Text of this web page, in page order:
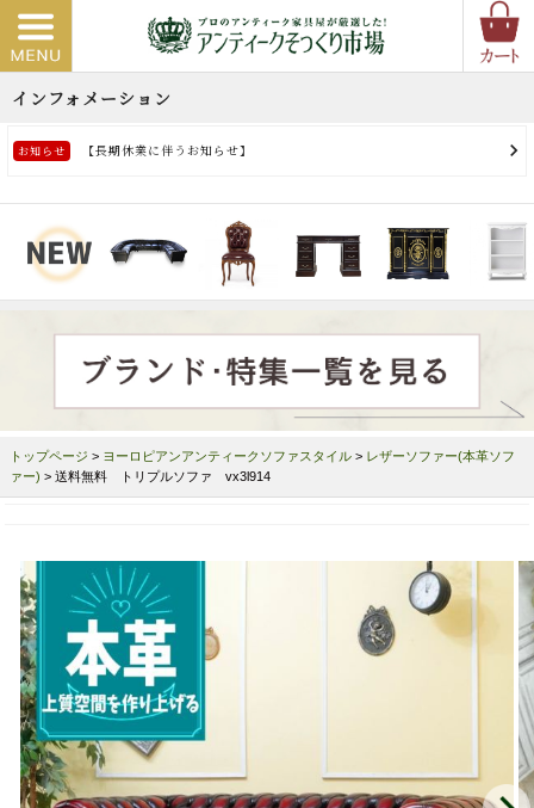
トップページ > ヨーロピアンアンティークソファスタイル > レザーソファー(本革ソフ
ァー) > 送料無料 トリプルソファ vx3l914